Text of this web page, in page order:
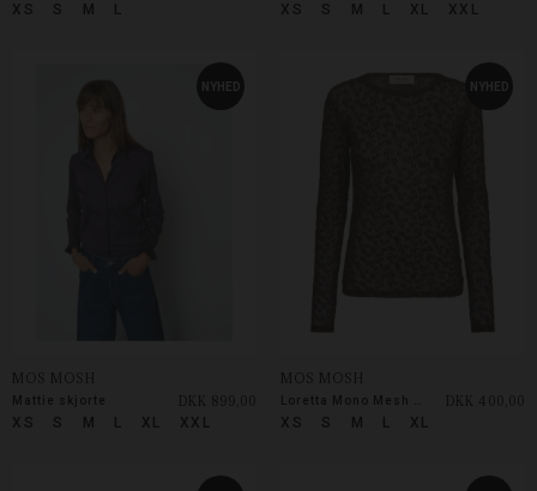
XS S M L XS S M L XL XXL
NYHED
XS S M L XL XXL
MOS MOSH
Mattie skjorte DKK 899,00
NYHED
XS S M L XL
MOS MOSH
DKK 400,00